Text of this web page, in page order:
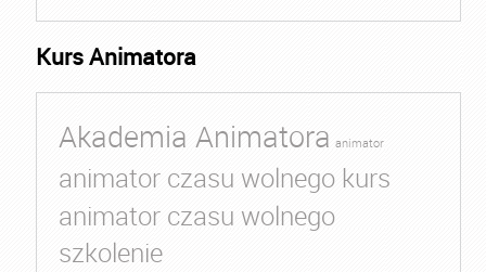
Kurs Animatora
Akademia Animatora animator
animator czasu wolnego kurs
animator czasu wolnego
szkolenie